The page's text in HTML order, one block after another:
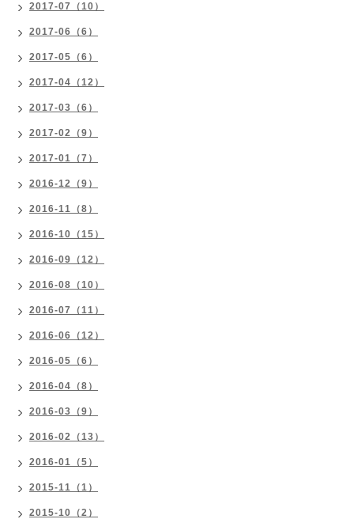
2017-07（10）
2017-06（6）
2017-05（6）
2017-04（12）
2017-03（6）
2017-02（9）
2017-01（7）
2016-12（9）
2016-11（8）
2016-10（15）
2016-09（12）
2016-08（10）
2016-07（11）
2016-06（12）
2016-05（6）
2016-04（8）
2016-03（9）
2016-02（13）
2016-01（5）
2015-11（1）
2015-10（2）